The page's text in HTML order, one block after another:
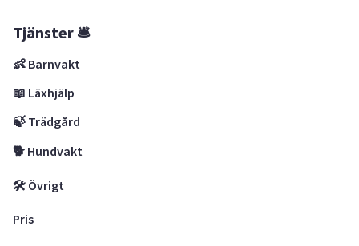
Tjänster 🛎
👶 Barnvakt
📖 Läxhjälp
🍃 Trädgård
🐕 Hundvakt
🛠 Övrigt
Pris